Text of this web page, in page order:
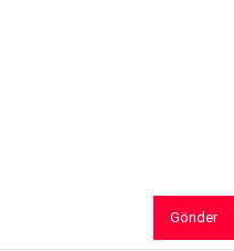
Gönder